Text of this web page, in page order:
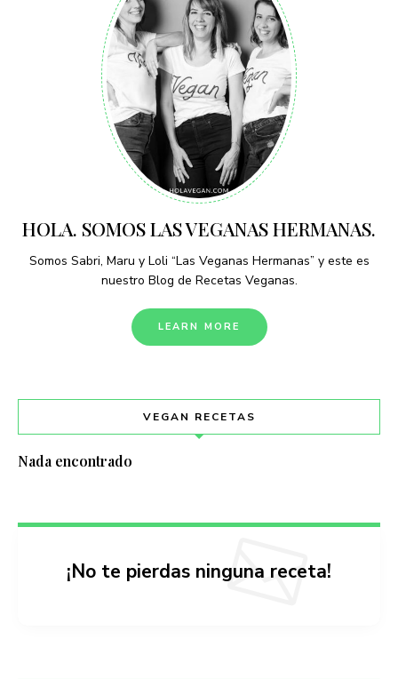
HOLA. SOMOS LAS VEGANAS HERMANAS.
Somos Sabri, Maru y Loli “Las Veganas Hermanas” y este es
nuestro Blog de Recetas Veganas.
LEARN MORE
VEGAN RECETAS
Nada encontrado
¡No te pierdas ninguna receta!